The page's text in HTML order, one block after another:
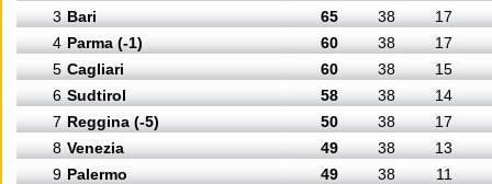
3 Bari 65 38
17
4 Parma (-1) 60 38
17
5 Cagliari 60 38
15
6 Sudtirol 58 38
14
7 Reggina (-5) 50 38
17
8 Venezia 49 38
13
9 Palermo 49 38
11